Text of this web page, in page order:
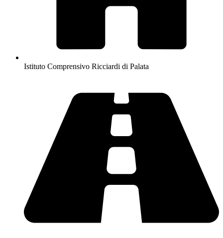
Istituto Comprensivo Ricciardi di Palata